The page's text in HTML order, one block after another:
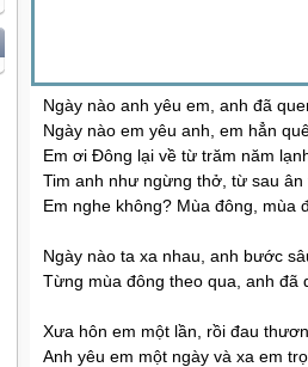
Ngày nào anh yêu em, anh đã
Ngày nào em yêu anh, em hẳn
Em ơi Đông lại về từ trăm năm
Tim anh như ngừng thở, từ sau ân
Em nghe không? Mùa đông, mùa
Ngày nào ta xa nhau, anh bước
Từng mùa đông theo qua, anh đã
Xưa hôn em một lần, rồi đau
Anh yêu em một ngày và xa em